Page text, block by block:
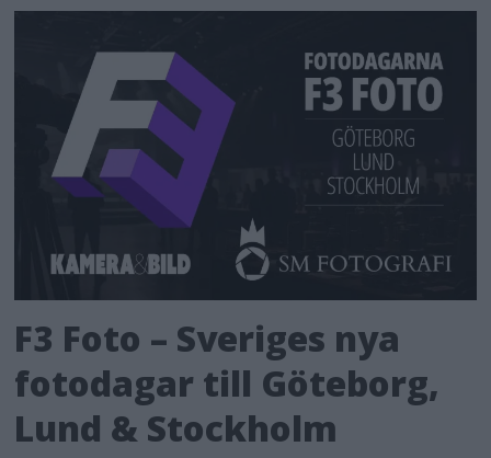
F3 Foto – Sveriges nya
fotodagar till Göteborg,
Lund & Stockholm